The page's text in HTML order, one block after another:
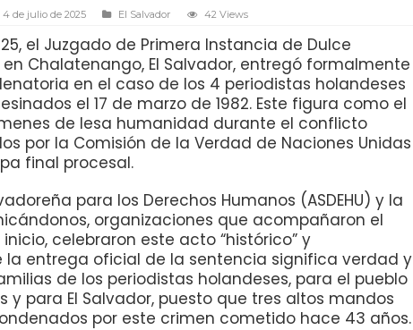
4 de julio de 2025 El Salvador 42 Views
el Juzgado de Primera Instancia de Dulce
Chalatenango, El Salvador, entregó formalmente
en el caso de los 4 periodistas holandeses
el 17 de marzo de 1982. Este figura como el
de lesa humanidad durante el conflicto
por la Comisión de la Verdad de Naciones Unidas
final procesal.
para los Derechos Humanos (ASDEHU) y la
organizaciones que acompañaron el
celebraron este acto “histórico” y
la entrega oficial de la sentencia significa verdad y
de los periodistas holandeses, para el pueblo
y para El Salvador, puesto que tres altos mandos
por este crimen cometido hace 43 años.